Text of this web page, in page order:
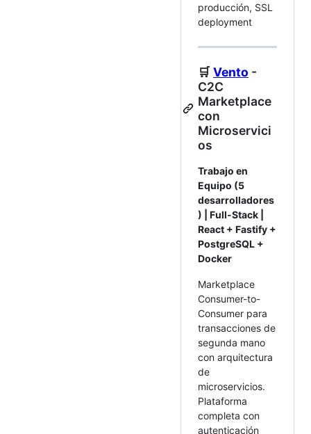
producción, SSL
deployment
🛒Vento -
C2C
Marketplace
con
Microservici
os
Trabajo en
Equipo (5
desarrolladores
) | Full-Stack |
React + Fastify +
PostgreSQL +
Docker
Marketplace
Consumer-to-
Consumer para
transacciones de
segunda mano
con arquitectura
de
microservicios.
Plataforma
completa con
autenticación